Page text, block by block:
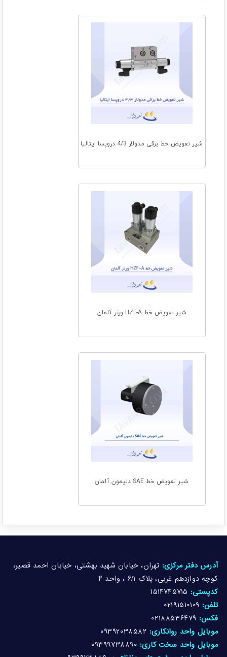
شیر تعویض خط برقی مدولار 4/3 دروپسا ایتالیا
شیر تعویض خط HZF-A ورنر آلمان
شیر تعویض خط SAE دلیمون آلمان
آدرس دفتر مرکزی: تهران، خیابان شهید بهشتی، خیابان احمد قصیر،
کوچه دوازدهم غربی، پلاک ۶/۱ ، واحد ۴
کدپستی: ۱۵۱۴۷۴۵۷۱۵
تلفن: ۰۲۱۹۱۵۱۰۱۰۹
فکس: ۰۲۱۸۸۵۳۶۴۷۹
موبایل واحد روانکاری: ۰۹۳۹۲۰۳۸۵۸۲
موبایل واحد سخت کاری: ۰۹۳۹۹۷۳۸۸۹۰